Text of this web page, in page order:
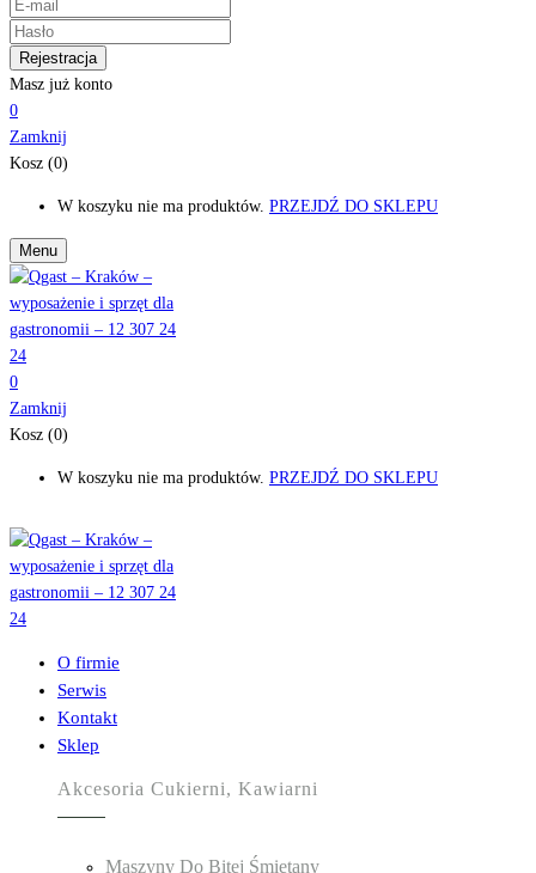
Masz już konto
0
Zamknij
Kosz (0)
W koszyku nie ma produktów. PRZEJDŹ DO SKLEPU
Menu
0
Zamknij
Kosz (0)
W koszyku nie ma produktów. PRZEJDŹ DO SKLEPU
O firmie
Serwis
Kontakt
Sklep
Akcesoria Cukierni, Kawiarni
Maszyny Do Bitej Śmietany